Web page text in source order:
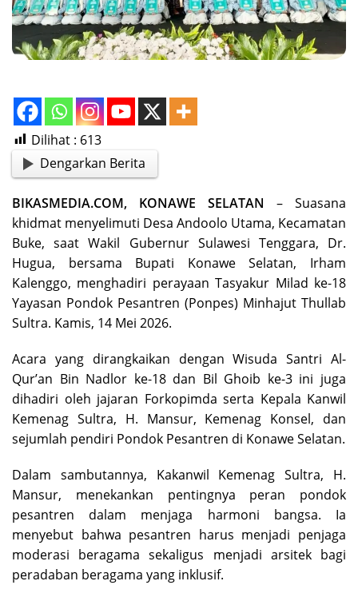
Dilihat : 613
Dengarkan Berita
BIKASMEDIA.COM, KONAWE SELATAN – Suasana
khidmat menyelimuti Desa Andoolo Utama, Kecamatan
Buke, saat Wakil Gubernur Sulawesi Tenggara, Dr.
Hugua, bersama Bupati Konawe Selatan, Irham
Kalenggo, menghadiri perayaan Tasyakur Milad ke-18
Yayasan Pondok Pesantren (Ponpes) Minhajut Thullab
Sultra. Kamis, 14 Mei 2026.
Acara yang dirangkaikan dengan Wisuda Santri Al-
Qur’an Bin Nadlor ke-18 dan Bil Ghoib ke-3 ini juga
dihadiri oleh jajaran Forkopimda serta Kepala Kanwil
Kemenag Sultra, H. Mansur, Kemenag Konsel, dan
sejumlah pendiri Pondok Pesantren di Konawe Selatan.
Dalam sambutannya, Kakanwil Kemenag Sultra, H.
Mansur, menekankan pentingnya peran pondok
pesantren dalam menjaga harmoni bangsa. Ia
menyebut bahwa pesantren harus menjadi penjaga
moderasi beragama sekaligus menjadi arsitek bagi
peradaban beragama yang inklusif.